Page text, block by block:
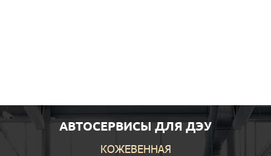
АВТОСЕРВИСЫ ДЛЯ ДЭУ
КОЖЕВЕННАЯ